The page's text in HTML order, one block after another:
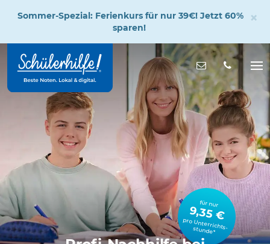
Hauptinhalt
Nachricht
für nur
9,35 €
pro Unterrichts­stunde*
Sommer-Spezial: Ferienkurs für nur 39€! Jetzt 60%
sparen!
×